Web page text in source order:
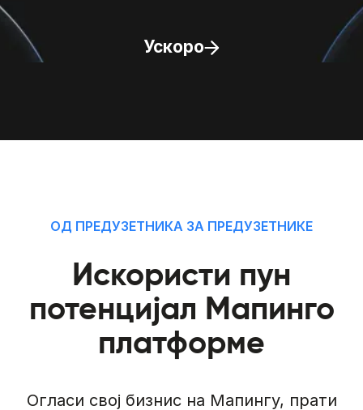
Ускоро
ОД ПРЕДУЗЕТНИКА ЗА ПРЕДУЗЕТНИКЕ
Искористи пун
потенцијал Мапинго
платформе
Огласи свој бизнис на Мапингу, прати